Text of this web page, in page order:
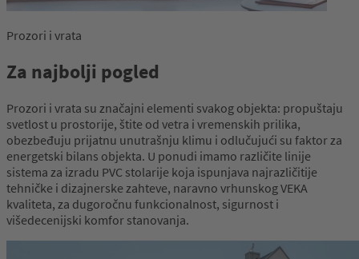
Prozori i vrata
Za najbolji pogled
Prozori i vrata su značajni elementi svakog objekta: propuštaju
svetlost u prostorije, štite od vetra i vremenskih prilika,
obezbeđuju prijatnu unutrašnju klimu i odlučujući su faktor za
energetski bilans objekta. U ponudi imamo različite linije
sistema za izradu PVC stolarije koja ispunjava najrazličitije
tehničke i dizajnerske zahteve, naravno vrhunskog VEKA
kvaliteta, za dugoročnu funkcionalnost, sigurnost i
višedecenijski komfor stanovanja.